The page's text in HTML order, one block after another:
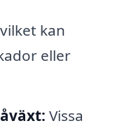
kan
eller
Vissa